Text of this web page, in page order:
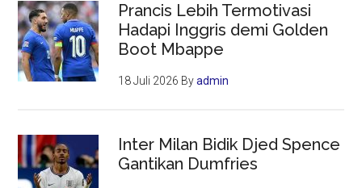
Prancis Lebih Termotivasi
Hadapi Inggris demi Golden
Boot Mbappe
18 Juli 2026 Byadmin
Inter Milan Bidik Djed Spence
Gantikan Dumfries